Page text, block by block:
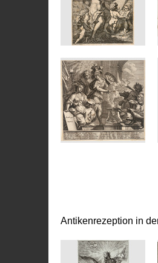
Antikenrezeption in